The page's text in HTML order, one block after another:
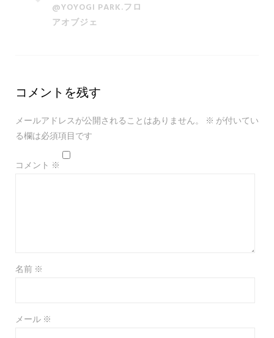
@YOYOGI PARK.フロ
アオブジェ
コメントを残す
メールアドレスが公開されることはありません。 ※ が付いてい
る欄は必須項目です
コメント ※
名前 ※
メール ※